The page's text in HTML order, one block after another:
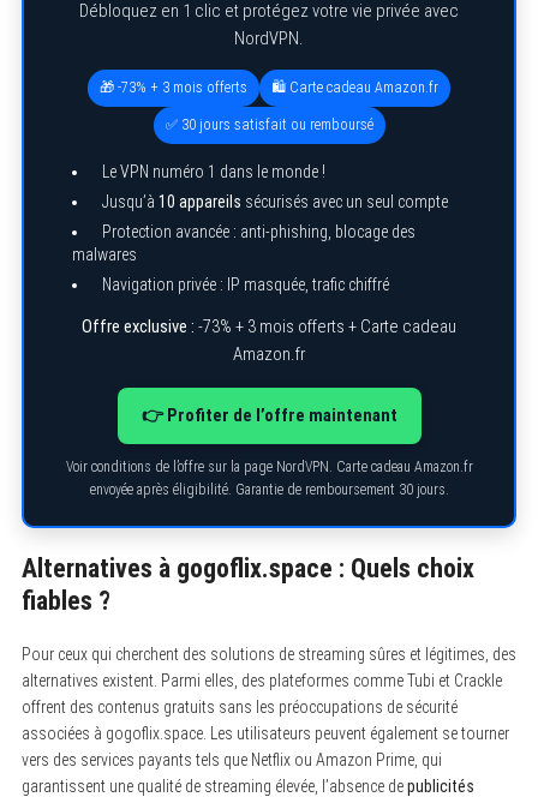
Débloquez en 1 clic et protégez votre vie privée avec
NordVPN.
🎁 -73% + 3 mois offerts 🛍️ Carte cadeau Amazon.fr
✅ 30 jours satisfait ou remboursé
Le VPN numéro 1 dans le monde !
Jusqu’à 10 appareils sécurisés avec un seul compte
Protection avancée : anti-phishing, blocage des
malwares
Navigation privée : IP masquée, trafic chiffré
Offre exclusive : -73% + 3 mois offerts + Carte cadeau
Amazon.fr
👉 Profiter de l’offre maintenant
Voir conditions de l’offre sur la page NordVPN. Carte cadeau Amazon.fr
envoyée après éligibilité. Garantie de remboursement 30 jours.
Alternatives à gogoflix.space : Quels choix
fiables ?
Pour ceux qui cherchent des solutions de streaming sûres et légitimes, des
alternatives existent. Parmi elles, des plateformes comme Tubi et Crackle
offrent des contenus gratuits sans les préoccupations de sécurité
associées à gogoflix.space. Les utilisateurs peuvent également se tourner
vers des services payants tels que Netflix ou Amazon Prime, qui
garantissent une qualité de streaming élevée, l’absence depublicités